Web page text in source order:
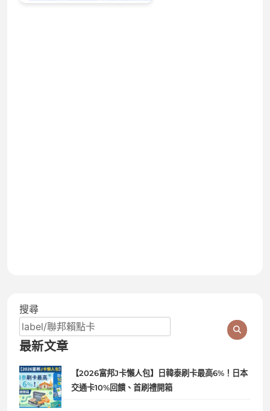
搜尋
最新文章
【2026富邦J卡懶人包】日韓泰刷卡最高6%！日本
交通卡10%回饋、首刷禮開箱